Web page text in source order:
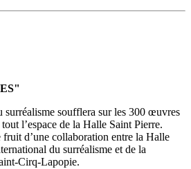
soufflera sur les 300 œuvres
l’espace de la Halle Saint Pierre.
fruit d’une collaboration entre la Halle
du surréalisme et de la
Cirq-Lapopie.